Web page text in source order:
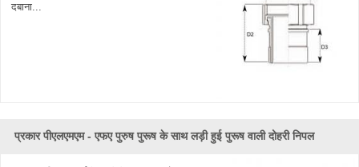
दबाना...
प्रकार पीएलएमएम - एफए पुरुष पुरूष के साथ लड़ी हुई पुरूष वाली दोहरी निपल